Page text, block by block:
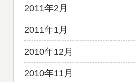
2011年2月
2011年1月
2010年12月
2010年11月